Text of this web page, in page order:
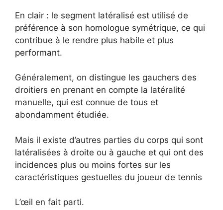
En clair : le segment latéralisé est utilisé de
préférence à son homologue symétrique, ce qui
contribue à le rendre plus habile et plus
performant.
Généralement, on distingue les gauchers des
droitiers en prenant en compte la latéralité
manuelle, qui est connue de tous et
abondamment étudiée.
Mais il existe d’autres parties du corps qui sont
latéralisées à droite ou à gauche et qui ont des
incidences plus ou moins fortes sur les
caractéristiques gestuelles du joueur de tennis
L’œil en fait parti.